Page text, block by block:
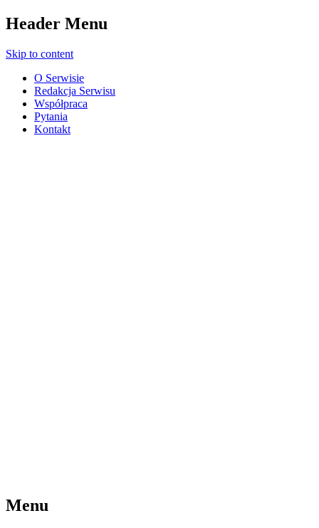
Header Menu
Skip to content
O Serwisie
Redakcja Serwisu
Współpraca
Pytania
Kontakt
Menu